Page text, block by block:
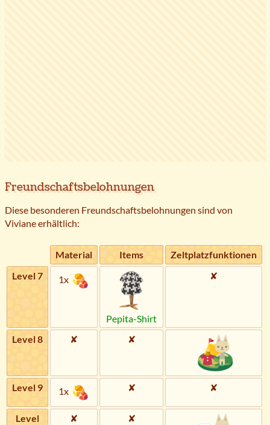
Freundschaftsbelohnungen
Diese besonderen Freundschaftsbelohnungen sind von
Viviane erhältlich:
Material Items
Zeltplatzfunktionen
Level 7
1x
Pepita-Shirt
✘
Level 8 ✘ ✘
Level 9 1x ✘ ✘
Level
✘ ✘